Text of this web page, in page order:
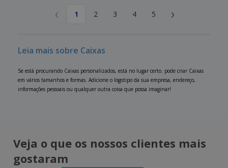
‹ 1 2 3 4 5 ›
Leia mais sobre Caixas
Se está procurando Caixas personalizados, está no lugar certo. pode criar Caixas
em vários tamanhos e formas. Adicione o logotipo da sua empresa, endereço,
informações pessoais ou qualquer outra coisa que possa imaginar!
Veja o que os nossos clientes mais
gostaram